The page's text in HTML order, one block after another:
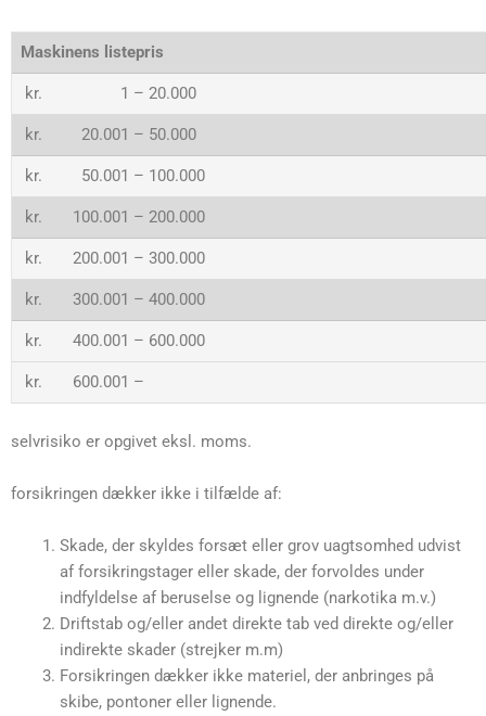
Maskinens listepris
kr. 1 – 20.000
kr. 20.001 – 50.000
kr. 50.001 – 100.000
kr. 100.001 – 200.000
kr. 200.001 – 300.000
kr. 300.001 – 400.000
kr. 400.001 – 600.000
kr. 600.001 –
selvrisiko er opgivet eksl. moms.
forsikringen dækker ikke i tilfælde af:
Skade, der skyldes forsæt eller grov uagtsomhed udvist
af forsikringstager eller skade, der forvoldes under
indfyldelse af beruselse og lignende (narkotika m.v.)
Driftstab og/eller andet direkte tab ved direkte og/eller
indirekte skader (strejker m.m)
Forsikringen dækker ikke materiel, der anbringes på
skibe, pontoner eller lignende.